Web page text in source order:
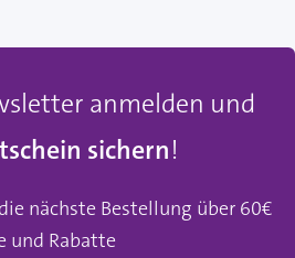
anmelden und
sichern!
nächste Bestellung über 60€
und Rabatte